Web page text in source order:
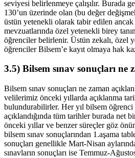
seviyesi belirlenmeye çalışılır. Burada
130’un üzerinde olan (bu değer
üstün yetenekli olarak tabir edilen
mevzuatlarında özel yetenekli birey
öğrenciler belirlenir. Üstün zekalı, özel
öğrenciler Bilsem’e kayıt olmaya hak
3.5) Bilsem sınav sonuçları ne
Bilsem sınav sonuçları ne zaman
velilerimiz önceki yıllarda açıklanma
bulundurabilirler. Her yıl bilsem öğrenci
açıklandığında tüm tarihler burada net
önceki yıllar ve benzer süreçler göz
bilsem sınav sonuçlarından 1.aşama
sonuçları genellikle Mart-Nisan
sınavların sonuçları ise Temmuz-